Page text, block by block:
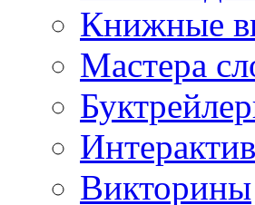
Книжные
Мастера
Викторины